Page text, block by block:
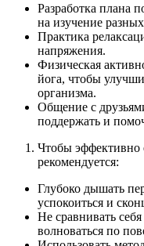
Разработка плана
на изучение
Практика
напряжения.
Физическая
йога, чтобы
организма.
Общение с
поддержать и
Чтобы эффективно
рекомендуется:
Глубоко дышать
успокоиться и
Не сравнивать
волноваться по